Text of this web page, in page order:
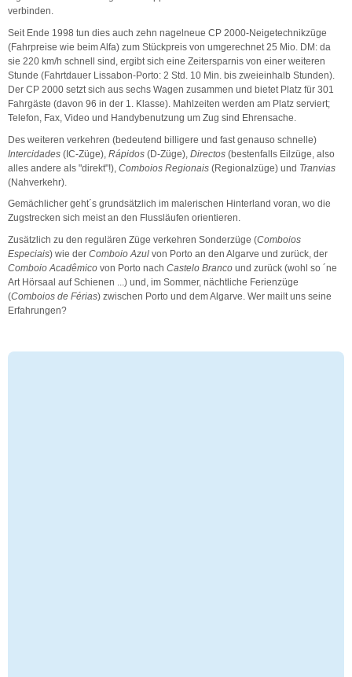
verbinden.
Seit Ende 1998 tun dies auch zehn nagelneue CP 2000-Neigetechnikzüge
(Fahrpreise wie beim Alfa) zum Stückpreis von umgerechnet 25 Mio. DM: da
sie 220 km/h schnell sind, ergibt sich eine Zeitersparnis von einer weiteren
Stunde (Fahrtdauer Lissabon-Porto: 2 Std. 10 Min. bis zweieinhalb Stunden).
Der CP 2000 setzt sich aus sechs Wagen zusammen und bietet Platz für 301
Fahrgäste (davon 96 in der 1. Klasse). Mahlzeiten werden am Platz serviert;
Telefon, Fax, Video und Handybenutzung um Zug sind Ehrensache.
Des weiteren verkehren (bedeutend billigere und fast genauso schnelle)
Intercidades (IC-Züge), Rápidos (D-Züge), Directos (bestenfalls Eilzüge, also
alles andere als "direkt"!), Comboios Regionais (Regionalzüge) und Tranvias
(Nahverkehr).
Gemächlicher geht´s grundsätzlich im malerischen Hinterland voran, wo die
Zugstrecken sich meist an den Flussläufen orientieren.
Zusätzlich zu den regulären Züge verkehren Sonderzüge (Comboios
Especiais) wie der Comboio Azul von Porto an den Algarve und zurück, der
Comboio Acadêmico von Porto nach Castelo Branco und zurück (wohl so ´ne
Art Hörsaal auf Schienen ...) und, im Sommer, nächtliche Ferienzüge
(Comboios de Férias) zwischen Porto und dem Algarve. Wer mailt uns seine
Erfahrungen?